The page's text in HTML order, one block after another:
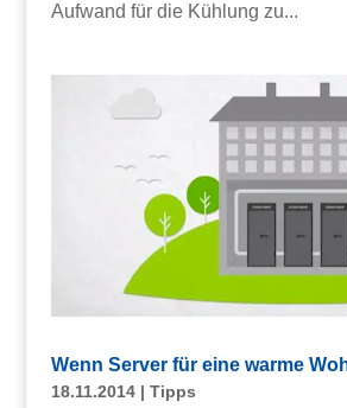
Aufwand für die Kühlung zu...
Wenn Server für eine warme
18.11.2014| Tipps